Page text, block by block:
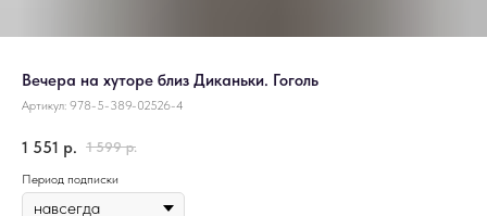
Вечера на хуторе близ Диканьки. Гоголь
Артикул: 978-5-389-02526-4
1 551 р. 1 599 р.
Период подписки